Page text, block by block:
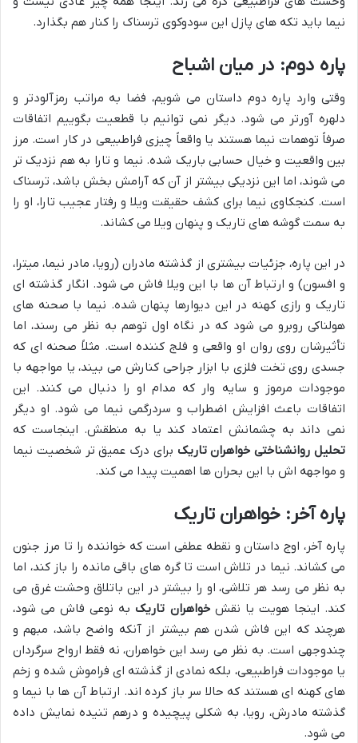
نیما باید تکه های پازل این سودوکوی ترسناک را کنار هم بگذارد.
پاره دوم: در میان اشباح
وقتی وارد پاره دوم داستان می شویم، فضا به مراتب رمزآلودتر و
دلهره آورتر می شود. دیگر نمی توانیم با قطعیت بگوییم اتفاقات
صرفاً توهمات نیما هستند یا واقعاً چیزی فراطبیعی در کار است. مرز
بین واقعیت و خیال حسابی باریک شده. نیما و تارا به هم نزدیک تر
می شوند، اما این نزدیکی بیشتر از آن که آرامش بخش باشد، ترسناک
است. کنجکاوی نیما برای کشف حقیقت ویلا و رفتار عجیب تارا، او را
به سمت گوشه های تاریک و پنهان ویلا می کشاند.
در این پاره، جزئیات بیشتری از گذشته مادران (رویا، مادر نیما، میترا،
و افسون) و ارتباط آن ها با این ویلا فاش می شود. انگار گذشته ای
تاریک و رازی کهنه در این دیوارها پنهان شده. نیما با صحنه های
هولناکی روبرو می شود که در نگاه اول توهم به نظر می رسند، اما
تأثیرشان روی روان او واقعی و فلج کننده است. مثلاً صحنه ای که
جسدی روی تخت فلزی با ابزار جراحی کنارش می بیند، یا مواجهه با
موجودات مرموز و سایه وار که مدام او را دنبال می کنند. این
اتفاقات باعث افزایش اضطراب و سردرگمی نیما می شود. او دیگر
نمی داند به چشمانش اعتماد کند یا به منطقش. اینجاست که
تحلیل روانشناختی خواهران تاریک برای درک عمیق تر شخصیت نیما
و مواجهه اش با این بحران ها اهمیت پیدا می کند.
پاره آخر: خواهران تاریک
پاره آخر، اوج داستان و نقطه عطفی است که خواننده را تا مرز جنون
می کشاند. نیما در تلاش است تا گره های باقی مانده را باز کند، اما
به نظر می رسد هر تلاشی، او را بیشتر در این باتلاق وحشت غرق می
کند. اینجا هویت یا نقشخواهران تاریک به نوعی فاش می شود،
هرچند که این فاش شدن هم بیشتر از آنکه واضح باشد، مبهم و
چندوجهی است. به نظر می رسد این خواهران، نه فقط ارواح سرگردان
یا موجودات فراطبیعی، بلکه نمادی از گذشته ای فراموش شده و زخم
های کهنه ای هستند که حالا سر باز کرده اند. ارتباط آن ها با نیما و
گذشته مادرش، رویا، به شکلی پیچیده و درهم تنیده نمایش داده
می شود.